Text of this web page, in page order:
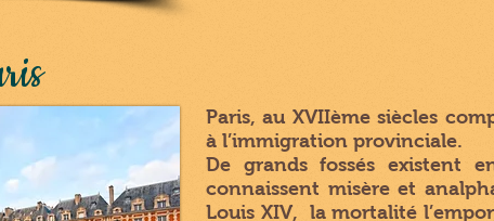
Paris, au XVIIème siècles
à l’immigration provinciale.
De grands fossés existent
connaissent misère et
Louis XIV, la mortalité